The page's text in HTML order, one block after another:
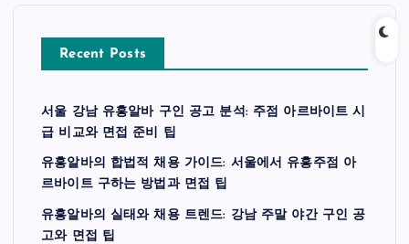
Recent Posts
서울 강남 유흥알바 구인 공고 분석: 주점 아르바이트 시
급 비교와 면접 준비 팁
유흥알바의 합법적 채용 가이드: 서울에서 유흥주점 아
르바이트 구하는 방법과 면접 팁
유흥알바의 실태와 채용 트렌드: 강남 주말 야간 구인 공
고와 면접 팁